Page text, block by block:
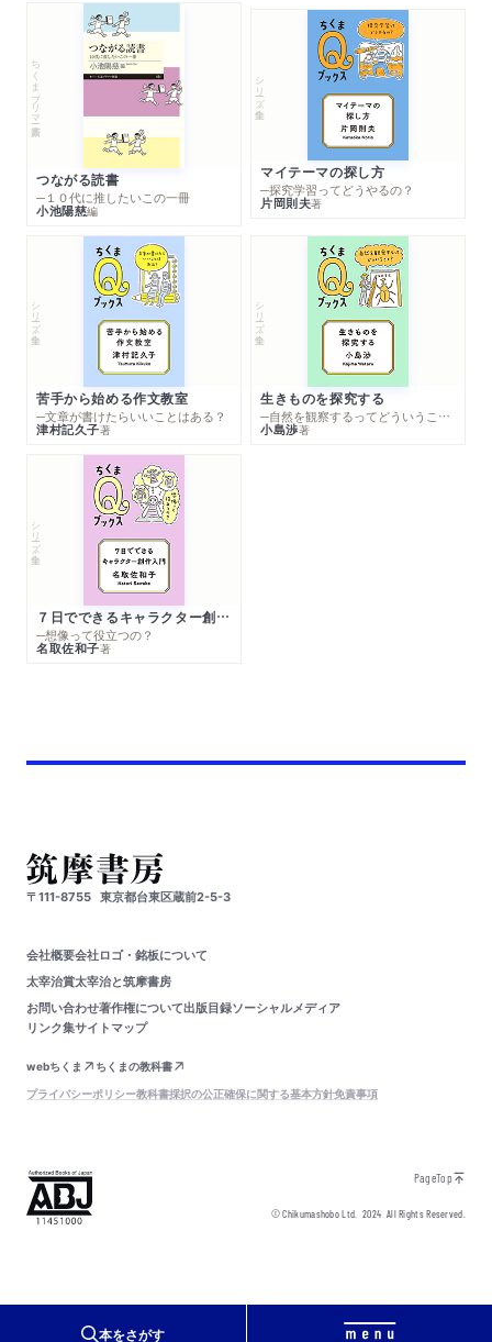
本をさがす
ちくまプリマー新書
つながる読書
─１０代に推したいこの一冊
小池陽慈編
シリーズ・全集
マイテーマの探し方
─探究学習ってどうやるの？
片岡則夫著
シリーズ・全集
苦手から始める作文教室
─文章が書けたらいいことはある？
津村記久子著
シリーズ・全集
生きものを探究する
─自然を観察するってどういうこと？
小島渉著
シリーズ・全集
７日でできるキャラクター創作入門
─想像って役立つの？
名取佐和子著
〒111-8755 東京都台東区蔵前2-5-3
会社概要会社ロゴ・銘板について
太宰治賞太宰治と筑摩書房
お問い合わせ著作権について出版目録ソーシャルメディア
リンク集サイトマップ
webちくま
ちくまの教科書
プライバシーポリシー教科書採択の公正確保に関する基本方針免責事項
PageTop
© Chikumashobo Ltd.2024 All Rights Reserved.